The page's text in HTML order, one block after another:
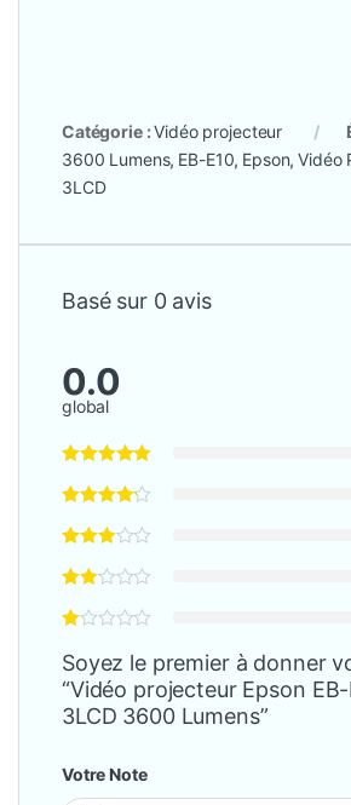
Catégorie :Vidéo projecteur
3600 Lumens, EB-E10, Epson,Vidéo
3LCD
Basé sur 0 avis
0.0
global
Soyez le premier à donner
“Vidéo projecteur Epson EB-
3LCD 3600 Lumens”
Votre Note